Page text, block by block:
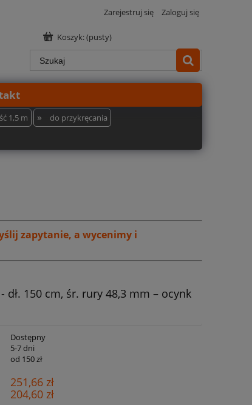
Zarejestruj się Zaloguj się
Koszyk:(pusty)
1,5 m » do przykręcania
zapytanie, a wycenimy i
150 cm, śr. rury 48,3 mm – ocynk
Dostępny
5-7 dni
od 150 zł
251,66 zł
204,60 zł